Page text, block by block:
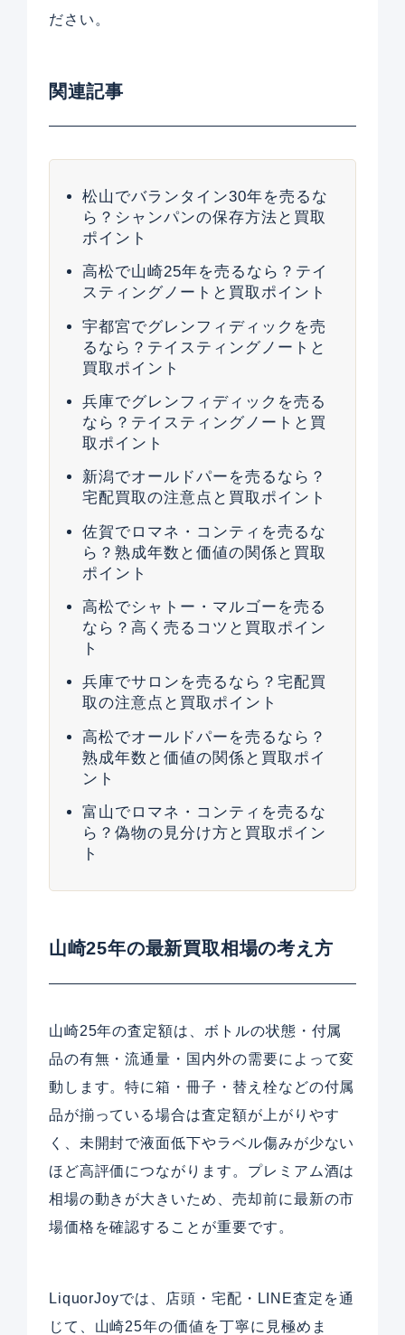
ださい。
関連記事
松山でバランタイン30年を売るな
ら？シャンパンの保存方法と買取
ポイント
高松で山崎25年を売るなら？テイ
スティングノートと買取ポイント
宇都宮でグレンフィディックを売
るなら？テイスティングノートと
買取ポイント
兵庫でグレンフィディックを売る
なら？テイスティングノートと買
取ポイント
新潟でオールドパーを売るなら？
宅配買取の注意点と買取ポイント
佐賀でロマネ・コンティを売るな
ら？熟成年数と価値の関係と買取
ポイント
高松でシャトー・マルゴーを売る
なら？高く売るコツと買取ポイン
ト
兵庫でサロンを売るなら？宅配買
取の注意点と買取ポイント
高松でオールドパーを売るなら？
熟成年数と価値の関係と買取ポイ
ント
富山でロマネ・コンティを売るな
ら？偽物の見分け方と買取ポイン
ト
山崎25年の最新買取相場の考え方
山崎25年の査定額は、ボトルの状態・付属
品の有無・流通量・国内外の需要によって変
動します。特に箱・冊子・替え栓などの付属
品が揃っている場合は査定額が上がりやす
く、未開封で液面低下やラベル傷みが少ない
ほど高評価につながります。プレミアム酒は
相場の動きが大きいため、売却前に最新の市
場価格を確認することが重要です。
LiquorJoyでは、店頭・宅配・LINE査定を通
じて、山崎25年の価値を丁寧に見極めま